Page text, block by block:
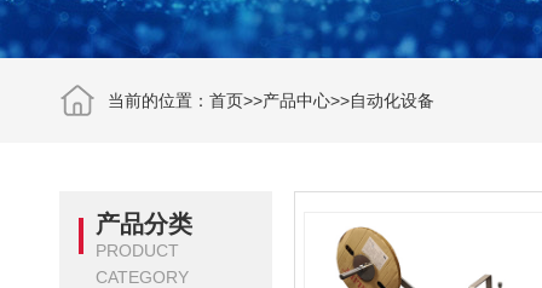
当前的位置： 首页>>产品中心>>自动化设备
产品分类
PRODUCT
CATEGORY